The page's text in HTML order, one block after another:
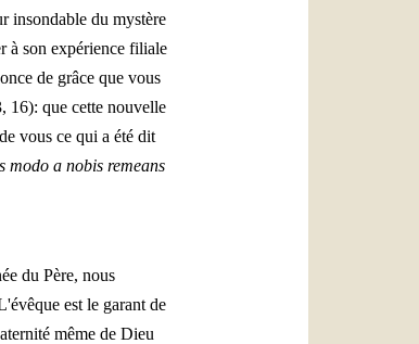
insondable du mystère
à son expérience filiale
de grâce que vous
16): que cette nouvelle
vous ce qui a été dit
modo a nobis remeans
du Père, nous
est le garant de
même de Dieu